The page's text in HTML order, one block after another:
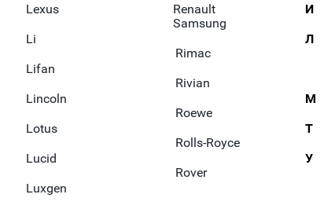
Lexus
Li
Lifan
Lincoln
Lotus
Lucid
Luxgen
Renault
Samsung
Rimac
Rivian
Roewe
Rolls-Royce
Rover
И
Л
М
Т
У